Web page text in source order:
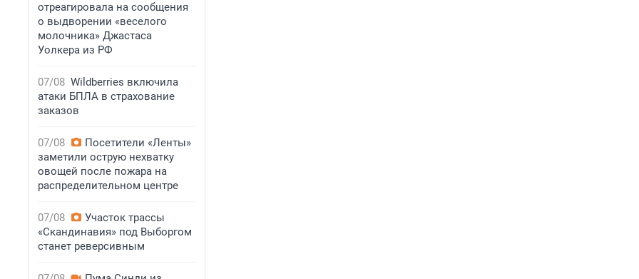
отреагировала на сообщения
о выдворении «веселого
молочника» Джастаса
Уолкера из РФ
07/08 Wildberries включила
атаки БПЛА в страхование
заказов
07/08
Посетители «Ленты»
заметили острую нехватку
овощей после пожара на
распределительном центре
07/08
Участок трассы
«Скандинавия» под Выборгом
станет реверсивным